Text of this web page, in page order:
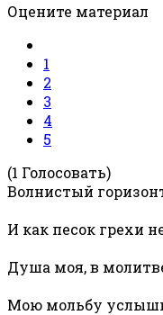
Оцените материал
1
2
3
4
5
(1 Голосовать)
Волнистый
И как песок грехи
Душа моя, в
Мою мольбу